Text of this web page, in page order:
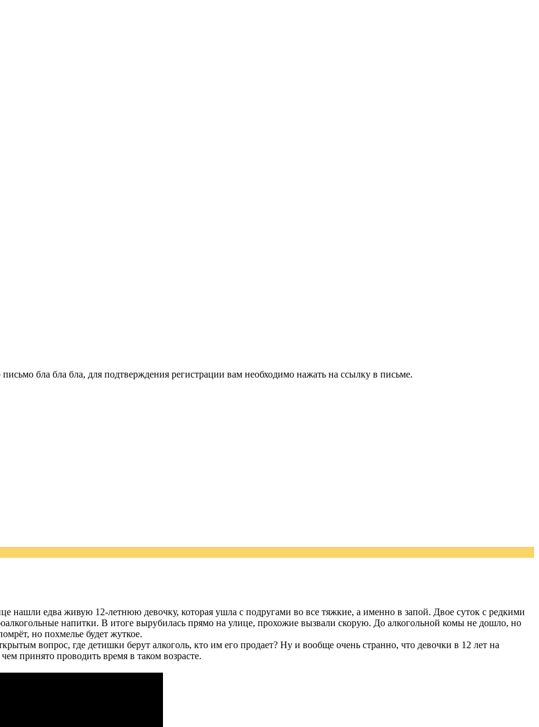
бла бла бла, для подтверждения регистрации вам необходимо нажать на ссылку в письме.
нашли едва живую 12-летнюю девочку, которая ушла с подругами во все тяжкие, а именно в запой. Двое суток с редкими
напитки. В итоге вырубилась прямо на улице, прохожие вызвали скорую. До алкогольной комы не дошло, но
но похмелье будет жуткое.
вопрос, где детишки берут алкоголь, кто им его продает? Ну и вообще очень странно, что девочки в 12 лет на
принято проводить время в таком возрасте.